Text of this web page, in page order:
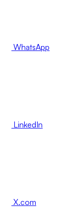
WhatsApp
LinkedIn
X.com